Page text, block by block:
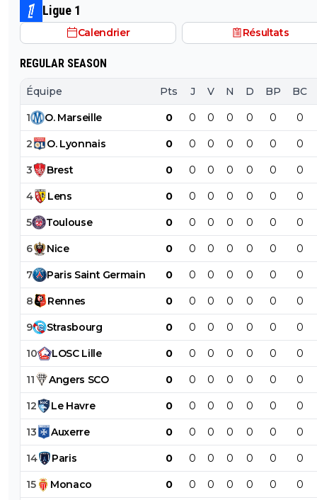
Ligue 1
Calendrier Résultats
REGULAR SEASON
Équipe Pts J V N D BP BC
1 O. Marseille 0 0 0 0 0 0 0
2 O. Lyonnais 0 0 0 0 0 0 0
3 Brest 0 0 0 0 0 0 0
4 Lens 0 0 0 0 0 0 0
5 Toulouse 0 0 0 0 0 0 0
6 Nice 0 0 0 0 0 0 0
7 Paris Saint Germain 0 0 0 0 0 0 0
8 Rennes 0 0 0 0 0 0 0
9 Strasbourg 0 0 0 0 0 0 0
10 LOSC Lille 0 0 0 0 0 0 0
11 Angers SCO 0 0 0 0 0 0 0
12 Le Havre 0 0 0 0 0 0 0
13 Auxerre 0 0 0 0 0 0 0
14 Paris 0 0 0 0 0 0 0
15 Monaco 0 0 0 0 0 0 0